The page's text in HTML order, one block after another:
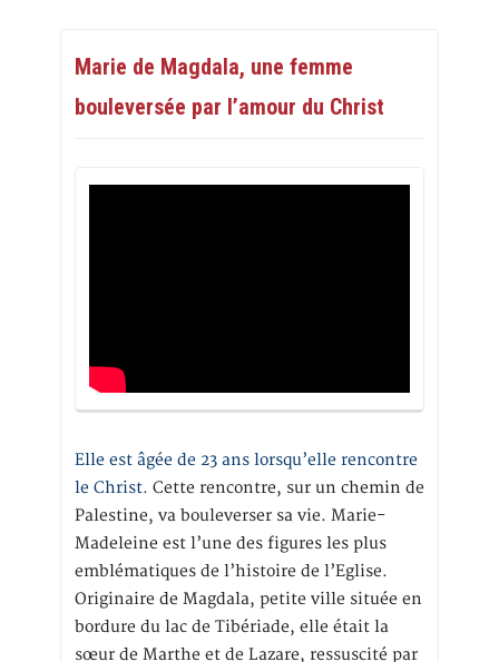
Marie de Magdala, une femme
bouleversée par l’amour du Christ
Elle est âgée de 23 ans lorsqu’elle rencontre
le Christ. Cette rencontre, sur un chemin de
Palestine, va bouleverser sa vie. Marie-
Madeleine est l’une des figures les plus
emblématiques de l’histoire de l’Eglise.
Originaire de Magdala, petite ville située en
bordure du lac de Tibériade, elle était la
sœur de Marthe et de Lazare, ressuscité par